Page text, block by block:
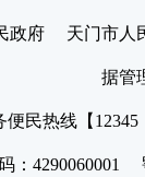
政府 天门市
据管
便民热线【
：4290060001